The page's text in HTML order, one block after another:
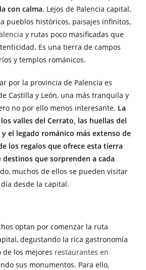
con calma. Lejos de Palencia capital,
pueblos históricos, paisajes infinitos,
y rutas poco masificadas que
Es una tierra de campos
y templos románicos.
por la provincia de Palencia es
Castilla y León, una más tranquila y
no por ello menos interesante. La
valles del Cerrato, las huellas del
el legado románico más extenso de
los regalos que ofrece esta tierra
destinos que sorprenden a cada
muchos de ellos se pueden visitar
desde la capital.
optan por comenzar la ruta
degustando la rica gastronomía
de los mejores restaurantes en
sus monumentos. Para ello,